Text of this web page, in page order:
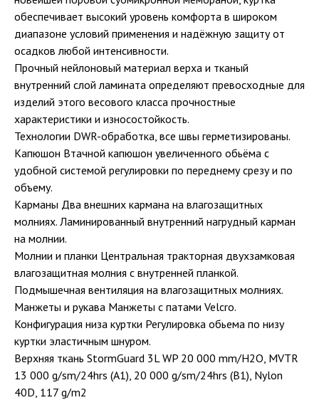
обеспечивает высокий уровень комфорта в широком
диапазоне условий применения и надёжную защиту от
осадков любой интенсивности.
Прочный нейлоновый материал верха и тканый
внутренний слой ламината определяют превосходные для
изделий этого весового класса прочностные
характеристики и износостойкость.
Технологии DWR-обработка, все швы герметизированы.
Капюшон Втачной капюшон увеличенного обьёма с
удобной системой регулировки по переднему срезу и по
объему.
Карманы Два внешних кармана на влагозащитных
молниях. Ламинированный внутренний нагрудный карман
на молнии.
Молнии и планки Центральная тракторная двухзамковая
влагозащитная молния с внутренней планкой.
Подмышечная вентиляция на влагозащитных молниях.
Манжеты и рукава Манжеты с патами Velcro.
Конфигурация низа куртки Регулировка обьема по низу
куртки эластичным шнуром.
Верхняя ткань StormGuard 3L WP 20 000 mm/H2O, MVTR
13 000 g/sm/24hrs (А1), 20 000 g/sm/24hrs (B1), Nylon
40D, 117 g/m2